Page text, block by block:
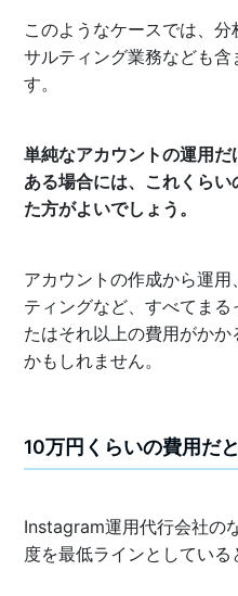
このようなケースでは、
サルティング業務なども
す。
単純なアカウントの運用
ある場合には、これくら
た方がよいでしょう。
アカウントの作成から運
ティングなど、すべてま
たはそれ以上の費用がか
かもしれません。
10万円くらいの費用だ
Instagram運用代行会社の
度を最低ラインとしている